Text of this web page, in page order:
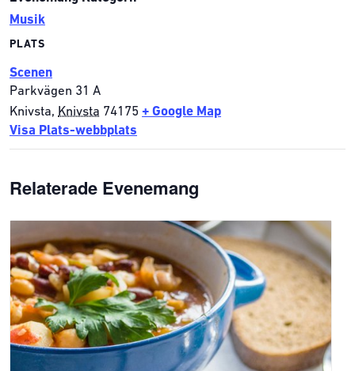
Musik
PLATS
Scenen
Parkvägen 31 A
Knivsta, Knivsta 74175 + Google Map
Visa Plats-webbplats
Relaterade Evenemang